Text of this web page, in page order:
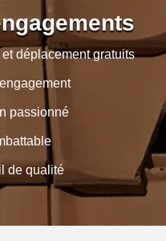
déplacement gratuits
passionné
de qualité